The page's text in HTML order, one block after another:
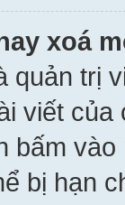
xoá
quản trị
viết
bấm
bị hạn